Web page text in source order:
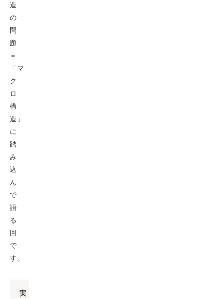
造
の
問
題
＝
「マ
ク
ロ
構
造」
に
踏
み
込
ん
で
語
る
回
で
す。
実